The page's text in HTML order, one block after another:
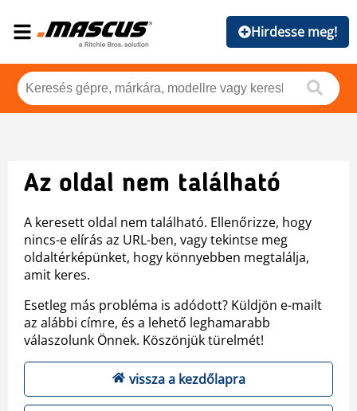
Hirdesse meg!
Az oldal nem található
A keresett oldal nem található. Ellenőrizze, hogy
nincs-e elírás az URL-ben, vagy tekintse meg
oldaltérképünket, hogy könnyebben megtalálja,
amit keres.
Esetleg más probléma is adódott? Küldjön e-mailt
az alábbi címre, és a lehető leghamarabb
válaszolunk Önnek. Köszönjük türelmét!
vissza a kezdőlapra